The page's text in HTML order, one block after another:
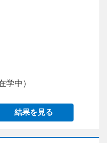
学中）
結果を見る